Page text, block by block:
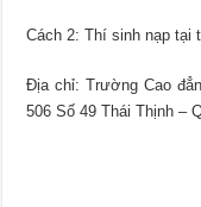
Cách 2: Thí sinh nạp tại
Địa chỉ: Trường Cao
506 Số 49 Thái Thịnh –